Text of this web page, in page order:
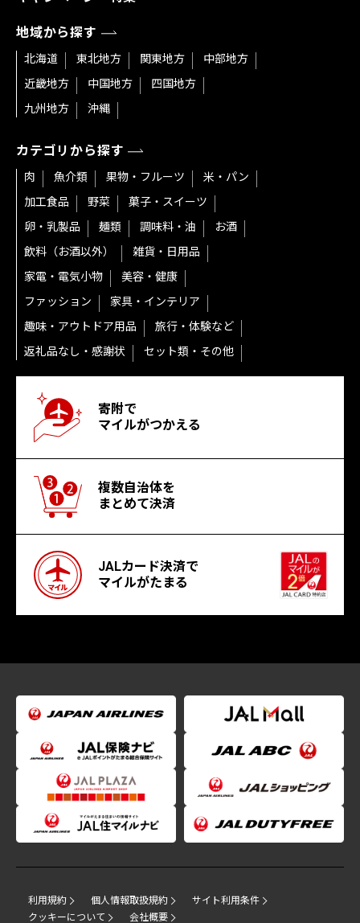
地域から探す
北海道 東北地方 関東地方
中部地方
近畿地方
中国地方
四国地方
九州地方
沖縄
カテゴリから探す
肉 魚介類 果物・フルーツ
米・パン
加工食品
野菜
菓子・スイーツ
卵・乳製品
麺類 調味料・油
お酒
飲料（お酒以外）
雑貨・日用品
家電・電気小物
美容・健康
ファッション
家具・インテリア
趣味・アウトドア用品
旅行・体験など
返礼品なし・感謝状
セット類・その他
寄附で
マイルがつかえる
複数自治体を
まとめて決済
JALカード決済で
マイルがたまる
利用規約 個人情報取扱規約
サイト利用条件
クッキーについて
会社概要